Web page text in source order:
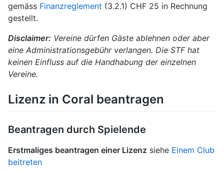
gemäss Finanzreglement (3.2.1) CHF 25 in Rechnung
gestellt.
Disclaimer: Vereine dürfen Gäste ablehnen oder aber
eine Administrationsgebühr verlangen. Die STF hat
keinen Einfluss auf die Handhabung der einzelnen
Vereine.
Lizenz in Coral beantragen
Beantragen durch Spielende
Erstmaliges beantragen einer Lizenz siehe Einem Club
beitreten